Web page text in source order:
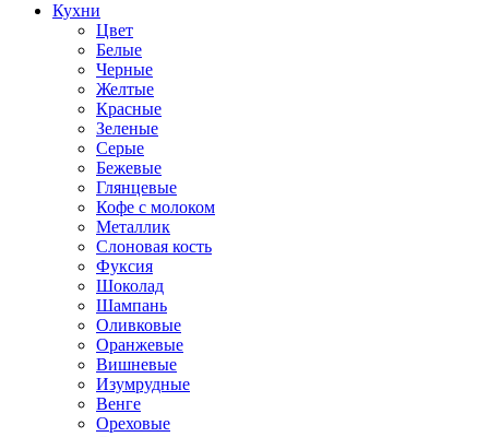
Кухни
Цвет
Белые
Черные
Желтые
Красные
Зеленые
Серые
Бежевые
Глянцевые
Кофе с молоком
Металлик
Слоновая кость
Фуксия
Шоколад
Шампань
Оливковые
Оранжевые
Вишневые
Изумрудные
Венге
Ореховые